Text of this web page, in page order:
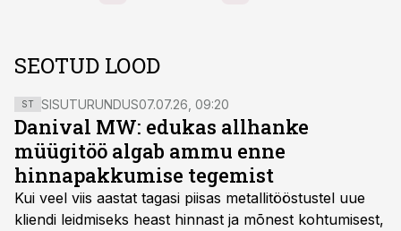
SEOTUD LOOD
ST SISUTURUNDUS07.07.26, 09:20
Danival MW: edukas allhanke
müügitöö algab ammu enne
hinnapakkumise tegemist
Kui veel viis aastat tagasi piisas metallitööstustel uue
kliendi leidmiseks heast hinnast ja mõnest kohtumisest,